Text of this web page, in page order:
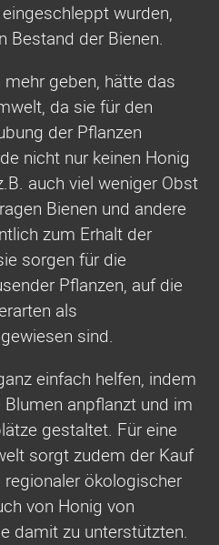
wurden,
Bestand der Bienen.
geben, hätte das
da sie für den
der Pflanzen
nicht nur keinen Honig
auch viel weniger Obst
Bienen und andere
zum Erhalt der
sorgen für die
Pflanzen, auf die
als
sind.
einfach helfen, indem
anpflanzt und im
gestaltet. Für eine
sorgt zudem der Kauf
ökologischer
von Honig von
damit zu unterstützten.